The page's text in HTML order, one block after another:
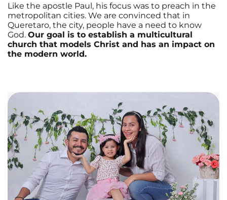
Like the apostle Paul, his focus was to preach in the
metropolitan cities. We are convinced that in
Queretaro, the city, people have a need to know
God. Our goal is to establish a multicultural
church that models Christ and has an impact on
the modern world.